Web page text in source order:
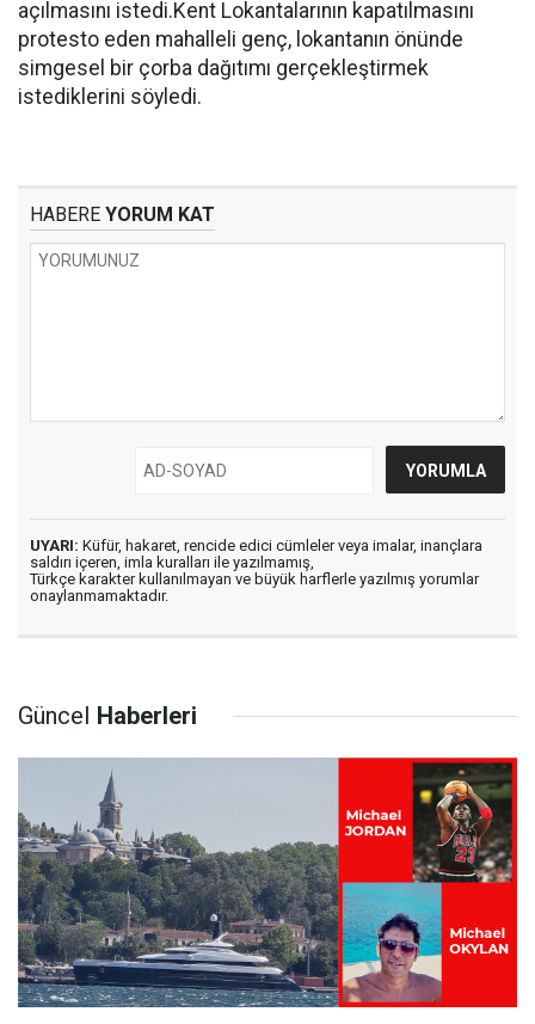
açılmasını istedi.Kent Lokantalarının kapatılmasını
protesto eden mahalleli genç, lokantanın önünde
simgesel bir çorba dağıtımı gerçekleştirmek
istediklerini söyledi.
HABERE YORUM KAT
UYARI: Küfür, hakaret, rencide edici cümleler veya imalar, inançlara
saldırı içeren, imla kuralları ile yazılmamış,
Türkçe karakter kullanılmayan ve büyük harflerle yazılmış yorumlar
onaylanmamaktadır.
Güncel Haberleri